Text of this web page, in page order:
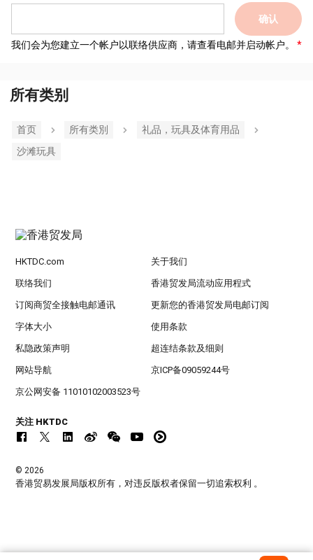
确认
我们会为您建立一个帐户以联络供应商，请查看电邮并启动帐户。
所有类别
首页 所有类別
礼品，玩具及体育用品
沙滩玩具
HKTDC.com 关于我们
联络我们 香港贸发局流动应用程式
订阅商贸全接触电邮通讯 更新您的香港贸发局电邮订阅
字体大小 使用条款
私隐政策声明 超连结条款及细则
网站导航 京ICP备09059244号
京公网安备 11010102003523号
关注 HKTDC
© 2026
香港贸易发展局版权所有，对违反版权者保留一切追索权利 。